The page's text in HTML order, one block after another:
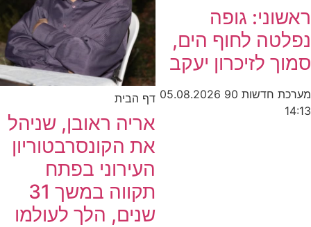
ראשוני: גופה
נפלטה לחוף הים,
סמוך לזיכרון יעקב
מערכת חדשות 90
05.08.2026
14:13
דף הבית
אריה ראובן, שניהל
את הקונסרבטוריון
העירוני בפתח
תקווה במשך 31
שנים, הלך לעולמו